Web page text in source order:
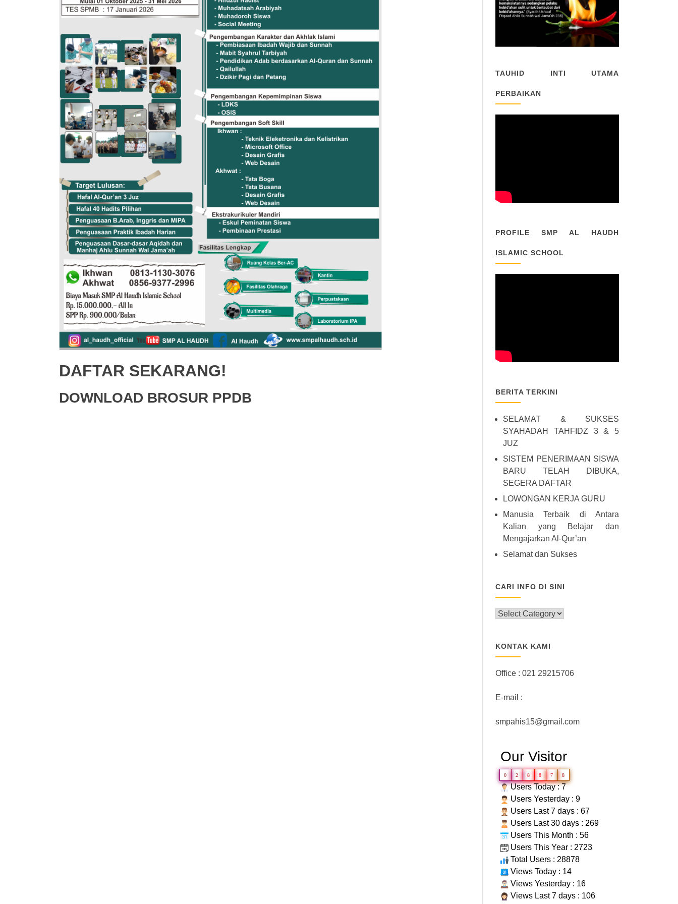
DAFTAR SEKARANG!
DOWNLOAD BROSUR PPDB
TAUHID INTI UTAMA
PERBAIKAN
PROFILE SMP AL HAUDH
ISLAMIC SCHOOL
BERITA TERKINI
SELAMAT & SUKSES
SYAHADAH TAHFIDZ 3 & 5
JUZ
SISTEM PENERIMAAN SISWA
BARU TELAH DIBUKA,
SEGERA DAFTAR
LOWONGAN KERJA GURU
Manusia Terbaik di Antara
Kalian yang Belajar dan
Mengajarkan Al-Qur’an
Selamat dan Sukses
CARI INFO DI SINI
CARI
SINI
KONTAK KAMI
Office : 021 29215706
E-mail :
smpahis15@gmail.com
Our Visitor
0 2 8 8 7 8
Users Today : 7
Users Yesterday : 9
Users Last 7 days : 67
Users Last 30 days : 269
Users This Month : 56
Users This Year : 2723
Total Users : 28878
Views Today : 14
Views Yesterday : 16
Views Last 7 days : 106